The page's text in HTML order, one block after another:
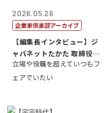
2026.05.26
企業家倶楽部アーカイブ
【編集長インタビュー】ジ
ャパネットたかた 取締役副
社長髙田旭...
立場や役職を超えていつもフ
ェアでいたい